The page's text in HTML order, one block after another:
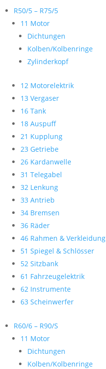
R50/5 – R75/5
11 Motor
Dichtungen
Kolben/Kolbenringe
Zylinderkopf
12 Motorelektrik
13 Vergaser
16 Tank
18 Auspuff
21 Kupplung
23 Getriebe
26 Kardanwelle
31 Telegabel
32 Lenkung
33 Antrieb
34 Bremsen
36 Räder
46 Rahmen & Verkleidung
51 Spiegel & Schlösser
52 Sitzbank
61 Fahrzeugelektrik
62 Instrumente
63 Scheinwerfer
R60/6 – R90/S
11 Motor
Dichtungen
Kolben/Kolbenringe